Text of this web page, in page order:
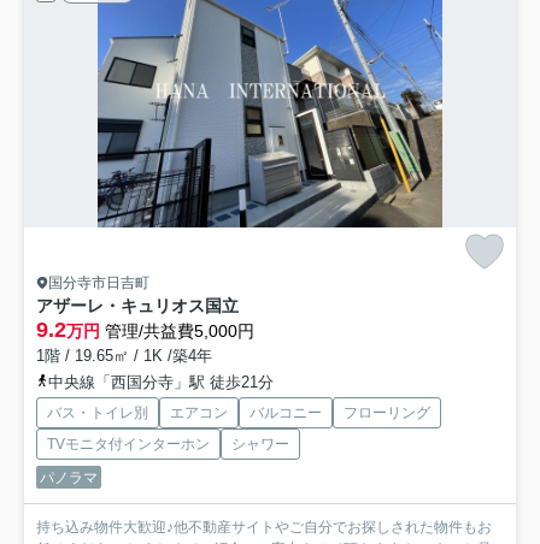
国分寺市日吉町
アザーレ・キュリオス国立
9.2万円 管理/共益費5,000円
1階 / 19.65㎡ / 1K /築4年
中央線「西国分寺」駅 徒歩21分
バス・トイレ別 エアコン バルコニー
フローリング
TVモニタ付インターホン
シャワー
パノラマ
持ち込み物件大歓迎♪他不動産サイトやご自分でお探しされた物件もお